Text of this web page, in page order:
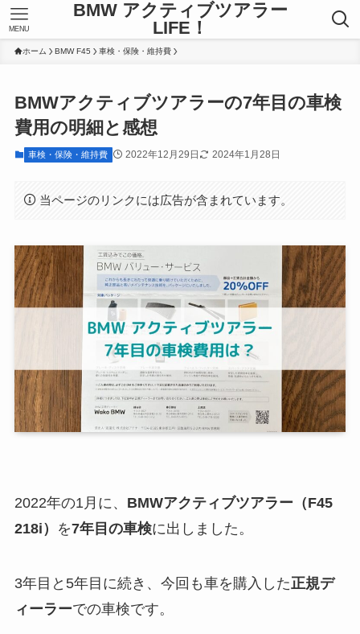
BMW アクティブツアラー
LIFE！
MENU
ホーム BMW F45 車検・保険・維持費
BMWアクティブツアラーの7年目の車検
費用の明細と感想
車検・保険・維持費 2022年12月29日 2024年1月28日
当ページのリンクには広告が含まれています。
2022年の1月に、 BMWアクティブツアラー（F45
218i）
を7年目の車検に出しました。
3年目と5年目に続き、今回も車を購入した正規デ
ィーラーでの車検です。